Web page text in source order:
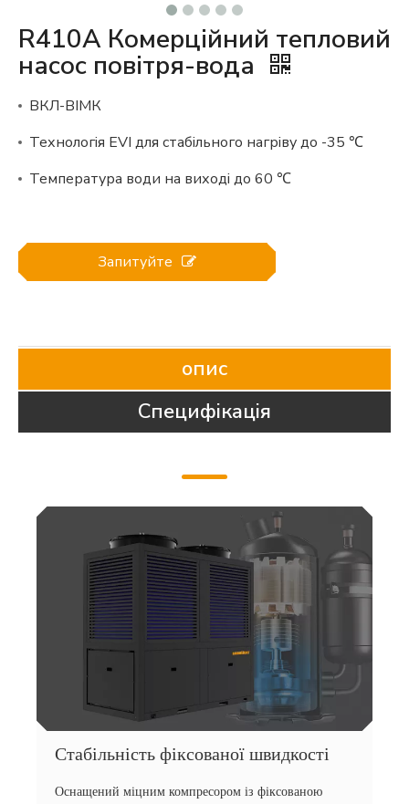
R410A Комерційний тепловий
насос повітря-вода
ВКЛ-ВІМК
Технологія EVI для стабільного нагріву до -35 ℃
Температура води на виході до 60 ℃
Запитуйте
опис
Специфікація
Стабільність фіксованої швидкості
Оснащений міцним компресором із фіксованою